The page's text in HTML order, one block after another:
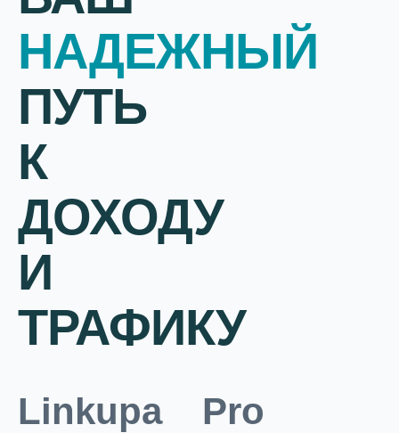
НАДЕЖНЫЙ
ПУТЬ
К
ДОХОДУ
И
ТРАФИКУ
Linkupa Pro